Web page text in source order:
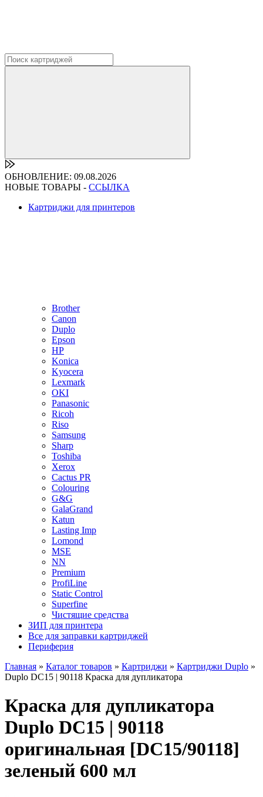
ОБНОВЛЕНИЕ: 09.08.2026
НОВЫЕ ТОВАРЫ - ССЫЛКА
Картриджи для принтеров
Brother
Canon
Duplo
Epson
HP
Konica
Kyocera
Lexmark
OKI
Panasonic
Ricoh
Riso
Samsung
Sharp
Toshiba
Xerox
Cactus PR
Colouring
G&G
GalaGrand
Katun
Lasting Imp
Lomond
MSE
NN
Premium
ProfiLine
Static Control
Superfine
Чистящие средства
ЗИП для принтера
Все для заправки картриджей
Периферия
Главная » Каталог товаров » Картриджи » Картриджи Duplo »
Duplo DC15 | 90118 Краска для дупликатора
Краска для дупликатора
Duplo DC15 | 90118
оригинальная [DC15/90118]
зеленый 600 мл